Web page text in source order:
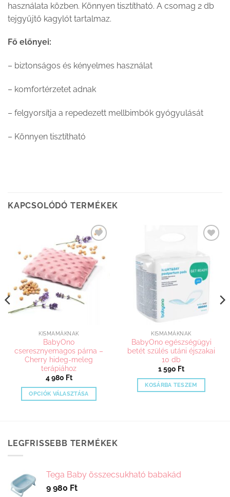
használata közben. Könnyen tisztítható. A csomag 2 db
tejgyűjtő kagylót tartalmaz.
Fő előnyei:
– biztonságos és kényelmes használat
– komfortérzetet adnak
– felgyorsítja a repedezett mellbimbók gyógyulását
– Könnyen tisztítható
KAPCSOLÓDÓ TERMÉKEK
Kedvenceimhez
adom
KISMAMÁKNAK
BabyOno
cseresznyemagos párna –
Cherry hideg-meleg
terápiához
4 980 Ft
OPCIÓK VÁLASZTÁSA
több
variációja
változatok
a
KISMAMÁKNAK
BabyOno egészségügyi
betét szülés utáni éjszakai
10 db
1 590 Ft
KOSÁRBA TESZEM
LEGFRISSEBB TERMÉKEK
Tega Baby összecsukható babakád
9 980 Ft